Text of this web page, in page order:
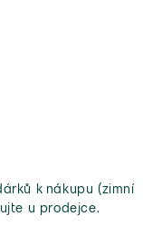
k nákupu (zimní
u prodejce.